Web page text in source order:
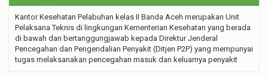
Kantor Kesehatan Pelabuhan kelas II Banda Aceh merupakan Unit
Pelaksana Teknis di lingkungan Kementerian Kesehatan yang berada
di bawah dan bertanggungjawab kepada Direktur Jenderal
Pencegahan dan Pengendalian Penyakit (Ditjen P2P) yang mempunyai
tugas melaksanakan pencegahan masuk dan keluarnya penyakit